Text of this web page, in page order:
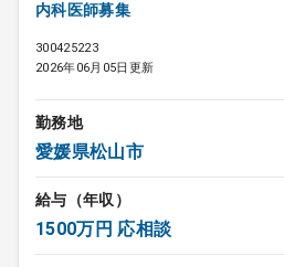
内科医師募集
300425223
2026年06月05日更新
勤務地
愛媛県松山市
給与（年収）
1500万円 応相談